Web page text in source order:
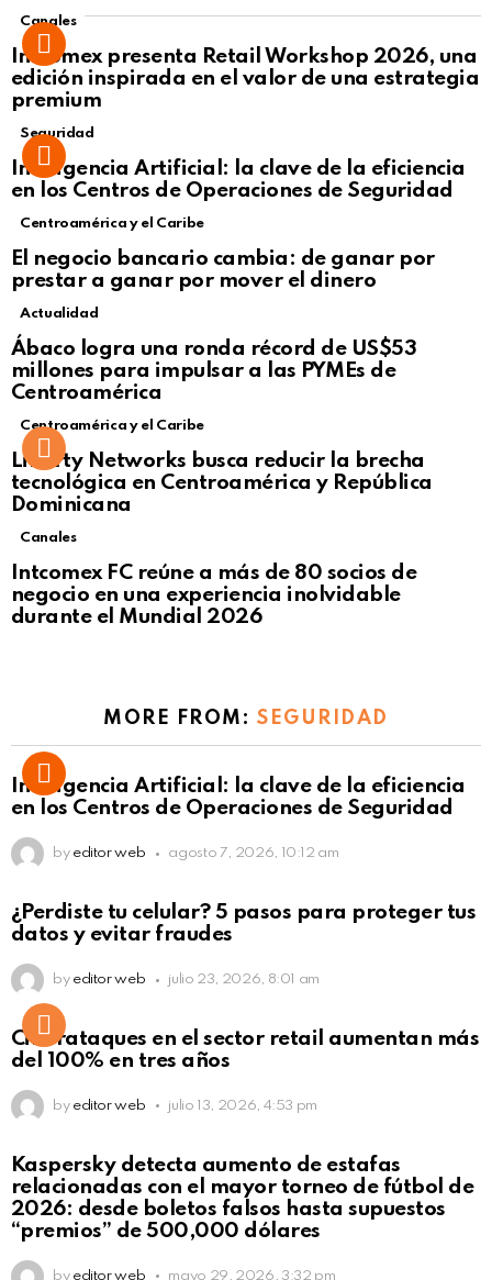
Canales
Intcomex presenta Retail Workshop 2026, una
edición inspirada en el valor de una estrategia
premium
Seguridad
Inteligencia Artificial: la clave de la eficiencia
en los Centros de Operaciones de Seguridad
Centroamérica y el Caribe
El negocio bancario cambia: de ganar por
prestar a ganar por mover el dinero
Not Safe For Work
Click to view this post
Actualidad
Ábaco logra una ronda récord de US$53
millones para impulsar a las PYMEs de
Centroamérica
Centroamérica y el Caribe
Liberty Networks busca reducir la brecha
tecnológica en Centroamérica y República
Dominicana
Canales
Intcomex FC reúne a más de 80 socios de
negocio en una experiencia inolvidable
durante el Mundial 2026
MORE FROM:SEGURIDAD
Inteligencia Artificial: la clave de la eficiencia
en los Centros de Operaciones de Seguridad
by editor web agosto 7, 2026, 10:12 am
¿Perdiste tu celular? 5 pasos para proteger tus
datos y evitar fraudes
by editor web julio 23, 2026, 8:01 am
Ciberataques en el sector retail aumentan más
del 100% en tres años
by editor web julio 13, 2026, 4:53 pm
Kaspersky detecta aumento de estafas
relacionadas con el mayor torneo de fútbol de
2026: desde boletos falsos hasta supuestos
“premios” de 500,000 dólares
by editor web mayo 29, 2026, 3:32 pm